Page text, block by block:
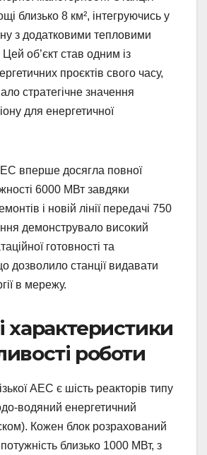
близько 8 км², інтегруючись у
з додатковими тепловими
об’єкт став одним із
проєктів свого часу,
стратегічне значення
для енергетичної
вперше досягла повної
6000 МВт завдяки
і новій лінії передачі 750
демонструвало високий
готовності та
дозволило станції видавати
в мережу.
характеристики
роботи
АЕС є шість реакторів типу
водяний енергетичний
Кожен блок розрахований
близько 1000 МВт, з